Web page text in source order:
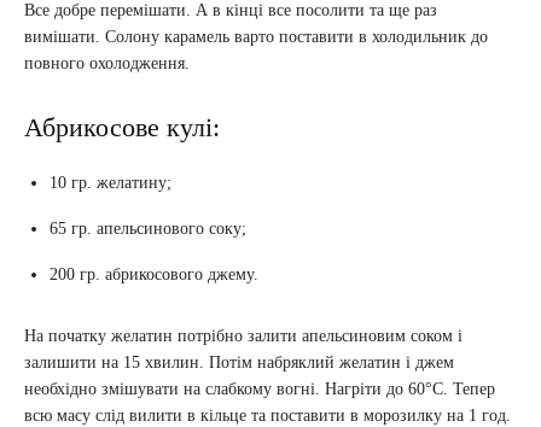
Все добре перемішати. А в кінці все посолити та ще раз
вимішати. Солону карамель варто поставити в холодильник до
повного охолодження.
Абрикосове кулі:
10 гр. желатину;
65 гр. апельсинового соку;
200 гр. абрикосового джему.
На початку желатин потрібно залити апельсиновим соком і
залишити на 15 хвилин. Потім набряклий желатин і джем
необхідно змішувати на слабкому вогні. Нагріти до 60°C. Тепер
всю масу слід вилити в кільце та поставити в морозилку на 1 год.